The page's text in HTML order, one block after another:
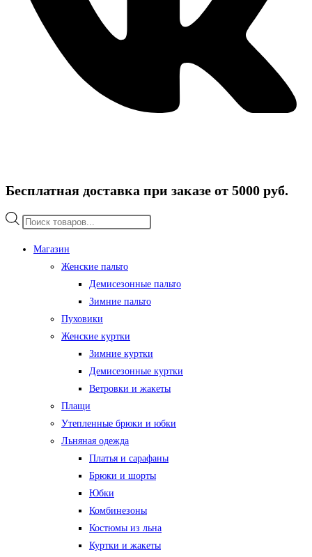
Бесплатная доставка при заказе от 5000 руб.
Поиск
Магазин
Женские пальто
Демисезонные пальто
Зимние пальто
Пуховики
Женские куртки
Зимние куртки
Демисезонные куртки
Ветровки и жакеты
Плащи
Утепленные брюки и юбки
Льняная одежда
Платья и сарафаны
Брюки и шорты
Юбки
Комбинезоны
Костюмы из льна
Куртки и жакеты